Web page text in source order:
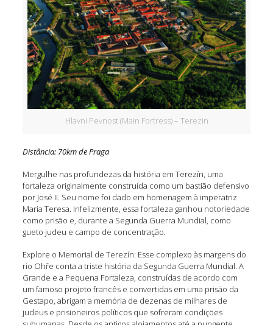
Hlavni Pevnost (Main Fortress) – Terezin
Distância: 70km de Praga
Mergulhe nas profundezas da história em Terezín, uma
fortaleza originalmente construída como um bastião defensivo
por José II. Seu nome foi dado em homenagem à imperatriz
Maria Teresa. Infelizmente, essa fortaleza ganhou notoriedade
como prisão e, durante a Segunda Guerra Mundial, como
gueto judeu e campo de concentração.
Explore o Memorial de Terezín: Esse complexo às margens do
rio Ohře conta a triste história da Segunda Guerra Mundial. A
Grande e a Pequena Fortaleza, construídas de acordo com
um famoso projeto francês e convertidas em uma prisão da
Gestapo, abrigam a memória de dezenas de milhares de
judeus e prisioneiros políticos que sofreram condições